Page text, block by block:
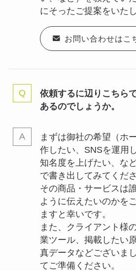
にそったご提案をいたし
お問い合わせはこ
依頼するに辺りこちら
あるのでしょうか。
まずは御社の希望（ホ
作したい、SNSを運用
知名度を上げたい、な
で書き出してみてくださ
その商品・サービスは
ように伝えたいのかを
ますと幸いです。
また、クライアント様
業ツール、掲載したい
真データなどございま
てご準備ください。